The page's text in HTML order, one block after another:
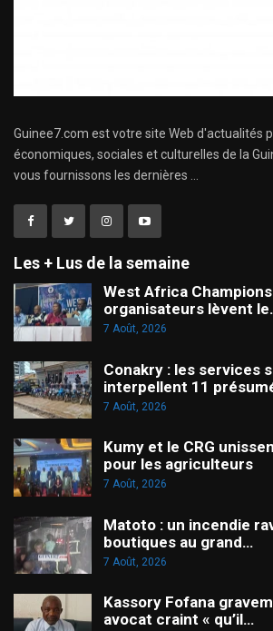
Guinee7.com est votre site Web d'actualités
économiques, sociales et culturelles de la
vous fournissons les dernières ...
Les + Lus de la semaine
West Africa
organisateurs lèvent
7 Août, 2026
Conakry : les services
interpellent 11
7 Août, 2026
Kumy et le CRG
pour les agriculteurs
7 Août, 2026
Matoto : un incendie
boutiques au grand…
7 Août, 2026
Kassory Fofana
avocat craint « qu’il…